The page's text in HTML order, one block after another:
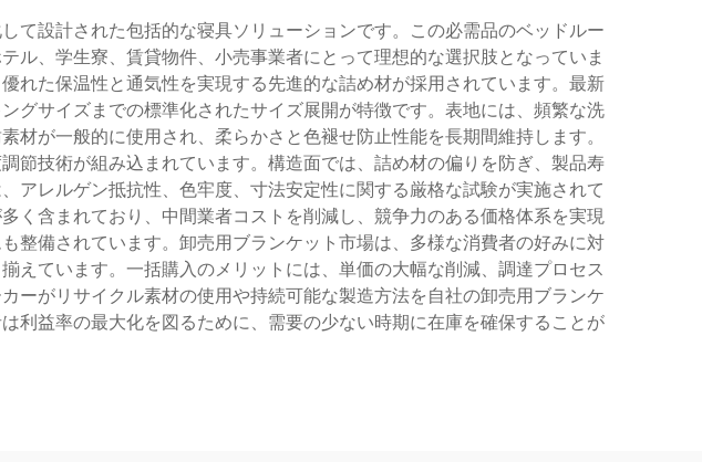
て設計された包括的な寝具ソリューションです。この必需品のベッドルー
ル、学生寮、賃貸物件、小売事業者にとって理想的な選択肢となっていま
れた保温性と通気性を実現する先進的な詰め材が採用されています。最新
グサイズまでの標準化されたサイズ展開が特徴です。表地には、頻繁な洗
が一般的に使用され、柔らかさと色褪せ防止性能を長期間維持します。
節技術が組み込まれています。構造面では、詰め材の偏りを防ぎ、製品寿
アレルゲン抵抗性、色牢度、寸法安定性に関する厳格な試験が実施されて
く含まれており、中間業者コストを削減し、競争力のある価格体系を実現
整備されています。卸売用ブランケット市場は、多様な消費者の好みに対
えています。一括購入のメリットには、単価の大幅な削減、調達プロセス
ーがリサイクル素材の使用や持続可能な製造方法を自社の卸売用ブランケ
利益率の最大化を図るために、需要の少ない時期に在庫を確保することが